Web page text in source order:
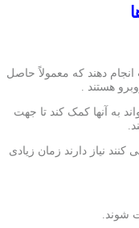
دهند که معمولاً حاصل
هستند .
به آنها کمک کند تا جهت
نیاز دارند زمان زیادی
شوند.